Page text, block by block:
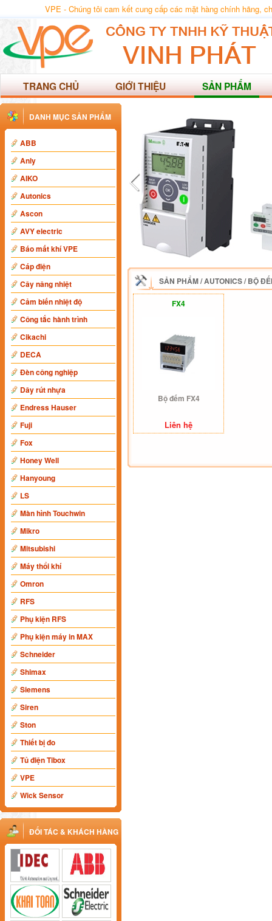
VPE - Chúng tôi cam kết cung cấp các mặt hàng chính hãng,
TRANG CHỦ GIỚI THIỆU SẢN PHẨM
DANH MỤC SẢN PHẨM
ABB
Anly
AIKO
Autonics
Ascon
AVY electric
Báo mất khí VPE
Cáp điện
Cây nâng nhiệt
Cảm biến nhiệt độ
Công tắc hành trình
Cikachi
DECA
Đèn công nghiệp
Dây rút nhựa
Endress Hauser
Fuji
Fox
Honey Well
Hanyoung
LS
Màn hình Touchwin
Mikro
Mitsubishi
Máy thổi khí
Omron
RFS
Phụ kiện RFS
Phụ kiện máy in MAX
Schneider
Shimax
Siemens
Siren
Ston
Thiết bị đo
Tủ điện Tibox
VPE
Wick Sensor
ĐỐI TÁC & KHÁCH HÀNG
SẢN PHẨM/AUTONICS/BỘ
FX4
Bộ đếm FX4
Liên hệ